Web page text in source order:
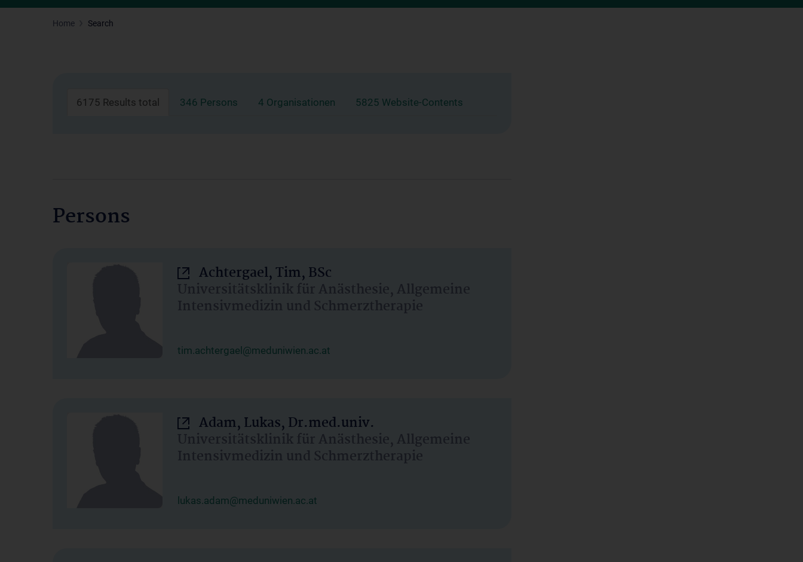
Home Search
6175 Results total 346 Persons 4 Organisationen 5825 Website-Contents
Persons
Achtergael, Tim, BSc
Universitätsklinik für Anästhesie, Allgemeine
Intensivmedizin und Schmerztherapie
tim.achtergael@meduniwien.ac.at
Adam, Lukas, Dr.med.univ.
Universitätsklinik für Anästhesie, Allgemeine
Intensivmedizin und Schmerztherapie
lukas.adam@meduniwien.ac.at